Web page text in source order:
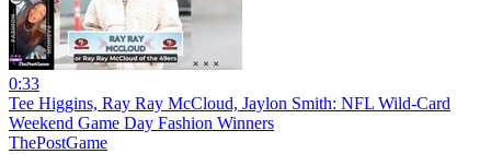
0:33
Tee Higgins, Ray Ray McCloud, Jaylon Smith: NFL Wild-Card
Weekend Game Day Fashion Winners
ThePostGame